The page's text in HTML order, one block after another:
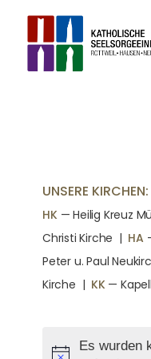
UNSERE KIRCHEN:
HK— Heilig Kreuz
Christi Kirche | HA
Peter u. Paul
Kirche | KK—
Es wurden